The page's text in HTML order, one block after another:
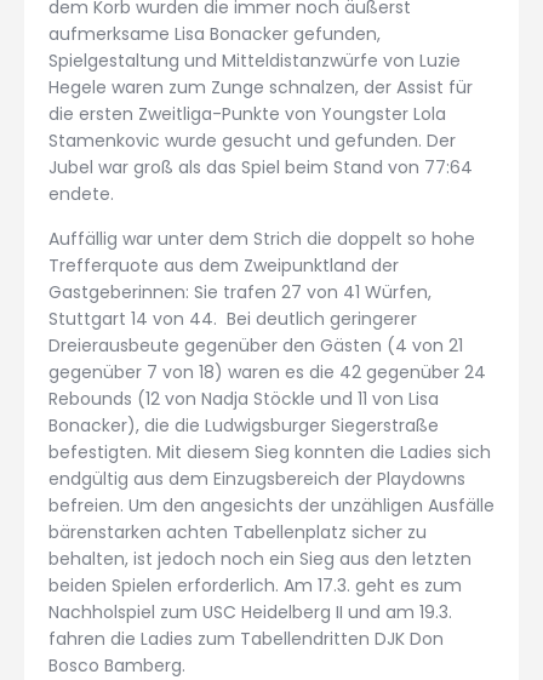
dem Korb wurden die immer noch äußerst
aufmerksame Lisa Bonacker gefunden,
Spielgestaltung und Mitteldistanzwürfe von Luzie
Hegele waren zum Zunge schnalzen, der Assist für
die ersten Zweitliga-Punkte von Youngster Lola
Stamenkovic wurde gesucht und gefunden. Der
Jubel war groß als das Spiel beim Stand von 77:64
endete.
Auffällig war unter dem Strich die doppelt so hohe
Trefferquote aus dem Zweipunktland der
Gastgeberinnen: Sie trafen 27 von 41 Würfen,
Stuttgart 14 von 44. Bei deutlich geringerer
Dreierausbeute gegenüber den Gästen (4 von 21
gegenüber 7 von 18) waren es die 42 gegenüber 24
Rebounds (12 von Nadja Stöckle und 11 von Lisa
Bonacker), die die Ludwigsburger Siegerstraße
befestigten. Mit diesem Sieg konnten die Ladies sich
endgültig aus dem Einzugsbereich der Playdowns
befreien. Um den angesichts der unzähligen Ausfälle
bärenstarken achten Tabellenplatz sicher zu
behalten, ist jedoch noch ein Sieg aus den letzten
beiden Spielen erforderlich. Am 17.3. geht es zum
Nachholspiel zum USC Heidelberg II und am 19.3.
fahren die Ladies zum Tabellendritten DJK Don
Bosco Bamberg.